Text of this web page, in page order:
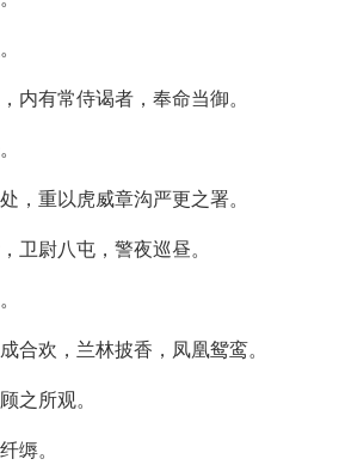
内有常侍谒者，奉命当御。
，重以虎威章沟严更之署。
卫尉八屯，警夜巡昼。
合欢，兰林披香，凤凰鸳鸾。
之所观。
缛。